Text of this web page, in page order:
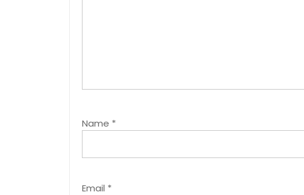
Name *
Email *